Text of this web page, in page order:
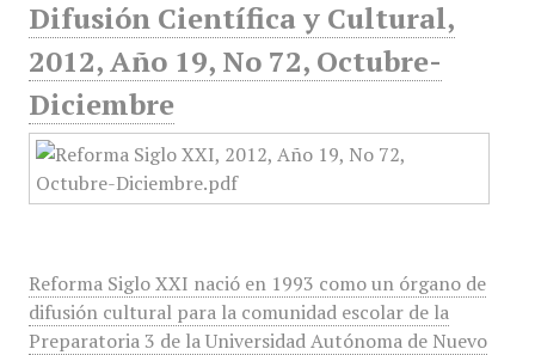
Difusión Científica y Cultural,
2012, Año 19, No 72, Octubre-
Diciembre
Reforma Siglo XXI nació en 1993 como un órgano de
difusión cultural para la comunidad escolar de la
Preparatoria 3 de la Universidad Autónoma de Nuevo